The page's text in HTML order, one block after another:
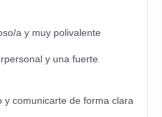
a y muy polivalente
y una fuerte
comunicarte de forma clara